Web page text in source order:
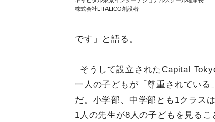
株式会社LITALICO創設者
です」と語る。
そうして設立されたCapital
一人の子どもが「尊重されている
だ。小学部、中学部とも1クラス
1人の先生が8人の子どもを見る